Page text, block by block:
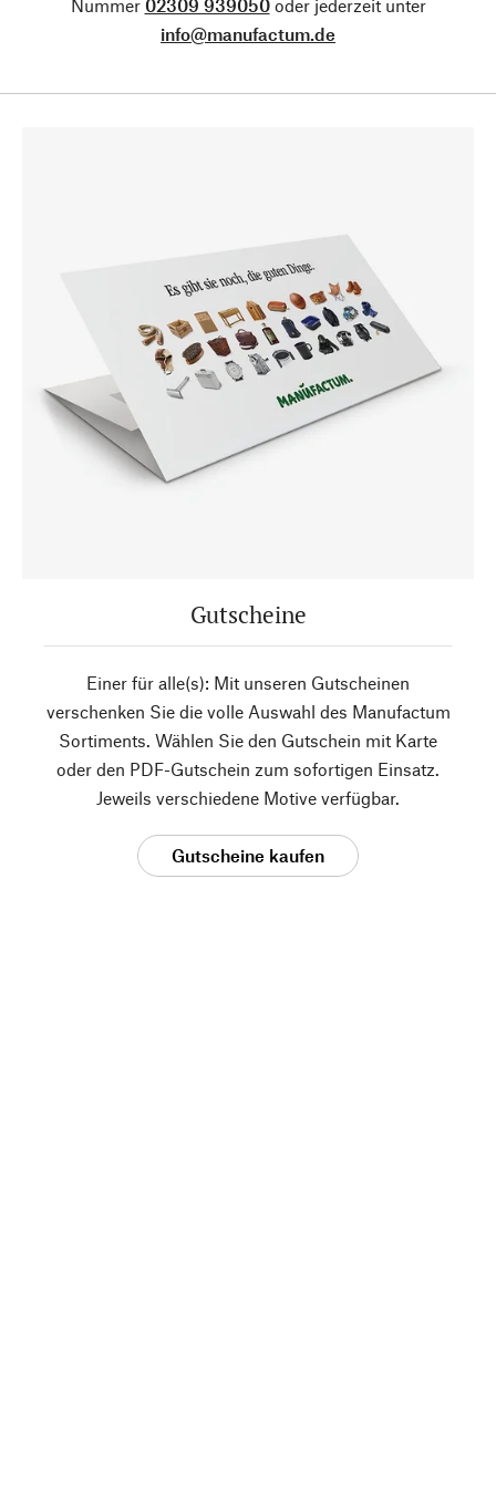
Nummer 02309 939050oder jederzeit unter
info@manufactum.de
Gutscheine
Einer für alle(s): Mit unseren Gutscheinen
verschenken Sie die volle Auswahl des Manufactum
Sortiments. Wählen Sie den Gutschein mit Karte
oder den PDF-Gutschein zum sofortigen Einsatz.
Jeweils verschiedene Motive verfügbar.
Gutscheine kaufen